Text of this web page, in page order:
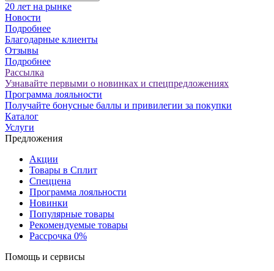
20 лет на рынке
Новости
Подробнее
Благодарные клиенты
Отзывы
Подробнее
Рассылка
Узнавайте первыми о новинках и спецпредложениях
Программа лояльности
Получайте бонусные баллы и привилегии за покупки
Каталог
Услуги
Предложения
Акции
Товары в Сплит
Спеццена
Программа лояльности
Новинки
Популярные товары
Рекомендуемые товары
Рассрочка 0%
Помощь и сервисы